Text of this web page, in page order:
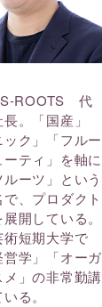
ROOTS 代
。「国産」
ック」「フルー
ティ」を軸に
ルーツ」という
、プロダクト
開している。
術短期大学で
営学」「オーガ
」の非常勤講
る。